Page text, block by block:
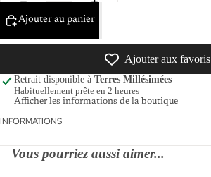
Ajouter au panier
Ajouter aux favoris
Retrait disponible à Terres Millésimées
Habituellement prête en 2 heures
Afficher les informations de la boutique
INFORMATIONS
Vous pourriez aussi aimer...